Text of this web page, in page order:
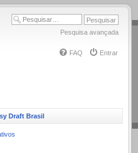
Pesquisa avançada
FAQ Entrar
Draft Brasil